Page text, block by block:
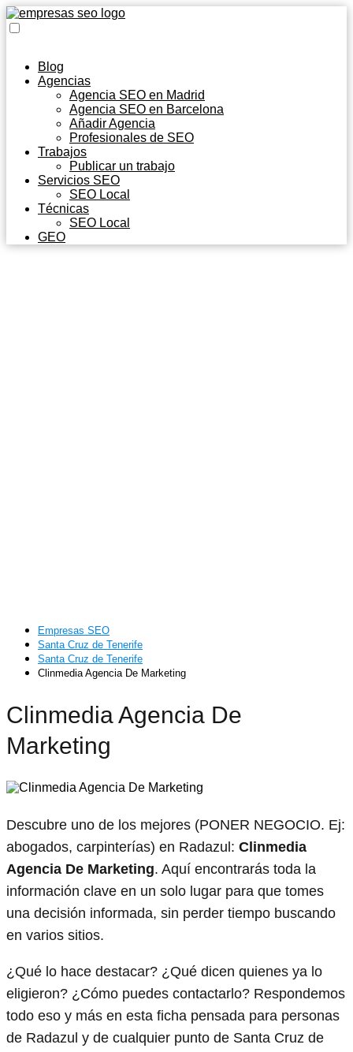
Blog
Agencias
Agencia SEO en Madrid
Agencia SEO en Barcelona
Añadir Agencia
Profesionales de SEO
Trabajos
Publicar un trabajo
Servicios SEO
SEO Local
Técnicas
SEO Local
GEO
Empresas SEO
Santa Cruz de Tenerife
Santa Cruz de Tenerife
Clinmedia Agencia De Marketing
Clinmedia Agencia De
Marketing
Descubre uno de los mejores (PONER NEGOCIO. Ej:
abogados, carpinterías) en Radazul: Clinmedia
Agencia De Marketing. Aquí encontrarás toda la
información clave en un solo lugar para que tomes
una decisión informada, sin perder tiempo buscando
en varios sitios.
¿Qué lo hace destacar? ¿Qué dicen quienes ya lo
eligieron? ¿Cómo puedes contactarlo? Respondemos
todo eso y más en esta ficha pensada para personas
de Radazul y de cualquier punto de Santa Cruz de